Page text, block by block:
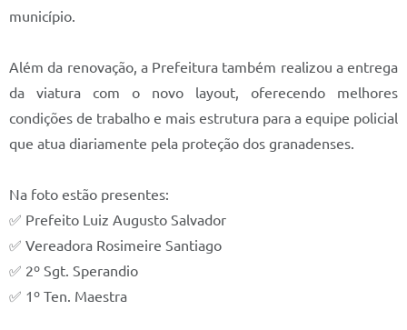
Alistamento Militar
Perguntas Frequentes
Prefeitura
Iluminação Pública
A Nossa Cidade
Carta de Serviços
município.
Além da renovação, a Prefeitura também realizou a entrega
da viatura com o novo layout, oferecendo melhores
condições de trabalho e mais estrutura para a equipe policial
que atua diariamente pela proteção dos granadenses.
Na foto estão presentes:
✅ Prefeito Luiz Augusto Salvador
✅ Vereadora Rosimeire Santiago
✅ 2º Sgt. Sperandio
✅ 1º Ten. Maestra